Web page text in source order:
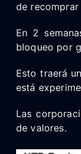
de
En 2
bloqueo por
Esto traerá
está
Las
de valores.